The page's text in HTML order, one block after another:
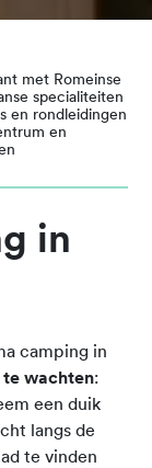
met Romeinse
specialiteiten
en rondleidingen
en
in
camping in
te wachten:
een duik
langs de
te vinden